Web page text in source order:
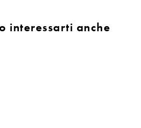
interessarti anche